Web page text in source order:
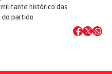
histórico das
do partido